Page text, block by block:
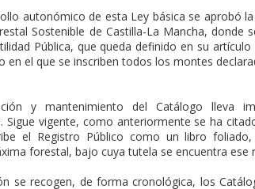
autonómico de esta Ley básica se aprobó
Sostenible de Castilla-La Mancha, donde
Pública, que queda definido en su
en el que se inscriben todos los montes
y mantenimiento del Catálogo lleva
Sigue vigente, como anteriormente se ha
el Registro Público como un libro
forestal, bajo cuya tutela se encuentra ese
se recogen, de forma cronológica, los